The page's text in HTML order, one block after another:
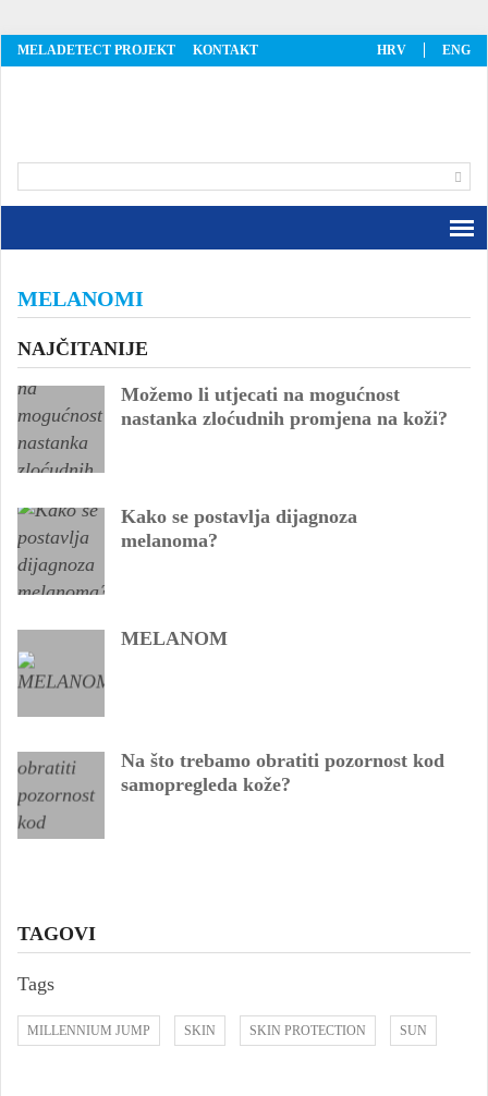
MELADETECT PROJEKT KONTAKT HRV ENG
MELANOMI
NAJČITANIJE
Možemo li utjecati na mogućnost
nastanka zloćudnih promjena na koži?
Kako se postavlja dijagnoza
melanoma?
MELANOM
Na što trebamo obratiti pozornost kod
samopregleda kože?
TAGOVI
Tags
MILLENNIUM JUMP SKIN SKIN PROTECTION SUN